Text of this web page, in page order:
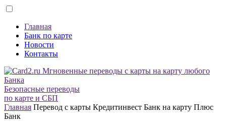
Главная
Банк по карте
Новости
Контакты
Безопасные переводы
по карте и СБП
Главная Перевод с карты Кредитинвест Банк на карту Плюс
Банк